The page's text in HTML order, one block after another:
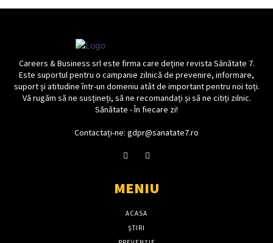
Careers & Business srl este firma care deține revista Sănătate 7.
Este suportul pentru o campanie zilnică de prevenire, informare,
suport și atitudine într-un domeniu atât de important pentru noi toți.
Vă rugăm să ne susțineți, să ne recomandați și să ne citiți zilnic.
Sănătate - În fiecare zi!
Contactați-ne: gdpr@sanatate7.ro
MENIU
ACASA
ȘTIRI